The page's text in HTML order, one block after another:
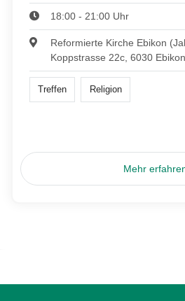
18:00 - 21:00 Uhr
Reformierte Kirche Ebikon
Koppstrasse 22c, 6030 Ebikon
Treffen Religion
Mehr